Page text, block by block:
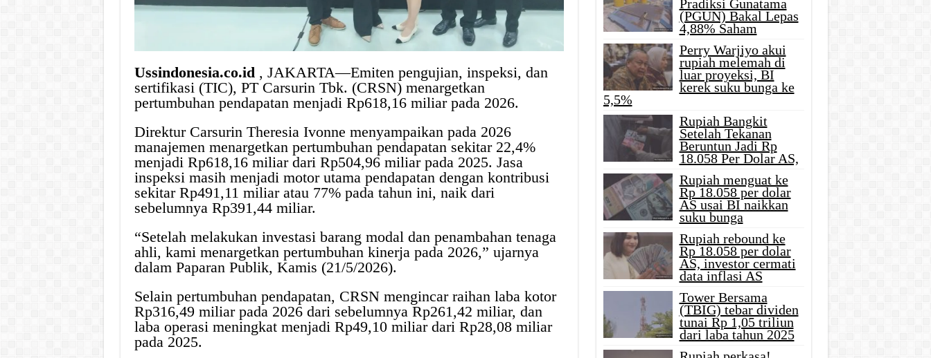
Ussindonesia.co.id , JAKARTA—Emiten pengujian, inspeksi, dan
sertifikasi (TIC), PT Carsurin Tbk. (CRSN) menargetkan
pertumbuhan pendapatan menjadi Rp618,16 miliar pada 2026.
Direktur Carsurin Theresia Ivonne menyampaikan pada 2026
manajemen menargetkan pertumbuhan pendapatan sekitar 22,4%
menjadi Rp618,16 miliar dari Rp504,96 miliar pada 2025. Jasa
inspeksi masih menjadi motor utama pendapatan dengan kontribusi
sekitar Rp491,11 miliar atau 77% pada tahun ini, naik dari
sebelumnya Rp391,44 miliar.
“Setelah melakukan investasi barang modal dan penambahan tenaga
ahli, kami menargetkan pertumbuhan kinerja pada 2026,” ujarnya
dalam Paparan Publik, Kamis (21/5/2026).
Selain pertumbuhan pendapatan, CRSN mengincar raihan laba kotor
Rp316,49 miliar pada 2026 dari sebelumnya Rp261,42 miliar, dan
laba operasi meningkat menjadi Rp49,10 miliar dari Rp28,08 miliar
pada 2025.
Pradiksi Gunatama
(PGUN) Bakal Lepas
4,88% Saham
Perry Warjiyo akui
rupiah melemah di
luar proyeksi, BI
kerek suku bunga ke
5,5%
Rupiah Bangkit
Setelah Tekanan
Beruntun Jadi Rp
18.058 Per Dolar AS,
Rupiah menguat ke
Rp 18.058 per dolar
AS usai BI naikkan
suku bunga
Rupiah rebound ke
Rp 18.058 per dolar
AS, investor cermati
data inflasi AS
Tower Bersama
(TBIG) tebar dividen
tunai Rp 1,05 triliun
dari laba tahun 2025